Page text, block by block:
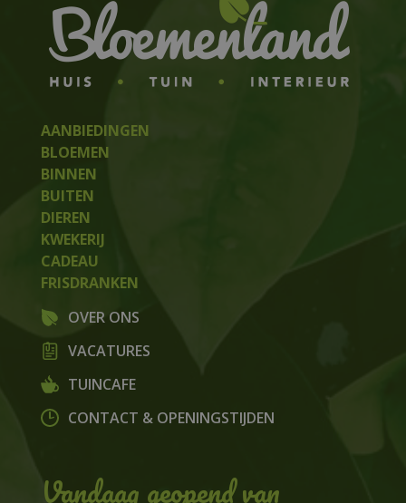
AANBIEDINGEN
BLOEMEN
BINNEN
BUITEN
DIEREN
KWEKERIJ
CADEAU
FRISDRANKEN
OVER ONS
VACATURES
TUINCAFE
CONTACT & OPENINGSTIJDEN